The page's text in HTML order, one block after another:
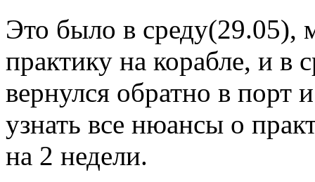
Это было в среду(29.05),
практику на корабле, и в
вернулся обратно в порт
узнать все нюансы о
на 2 недели.